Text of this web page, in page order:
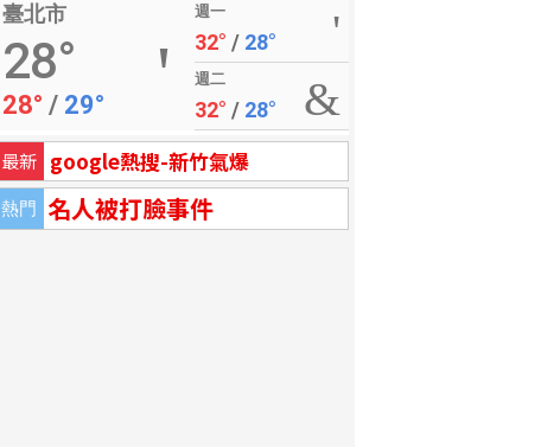
臺北市
28°
28° / 29°
週一
32° / 28°
週二
32° / 28°
最新 google熱搜-新竹氣爆
熱門 名人被打臉事件